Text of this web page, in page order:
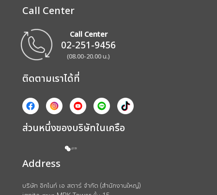
Call Center
Call Center
02-251-9456
(08.00-20.00 น.)
ติดตามเราได้ที่
ส่วนหนึ่งของบริษัทในเครือ
Address
บริษัท อิกไนท์ เอ สตาร์ จำกัด (สำนักงานใหญ่)